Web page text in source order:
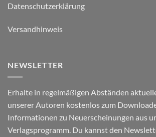
Datenschutzerklärung
Versandhinweis
NEWSLETTER
Erhalte in regelmäßigen Abständen
unserer Autoren kostenlos zum
Informationen zu Neuerscheinungen aus
Verlagsprogramm. Du kannst den